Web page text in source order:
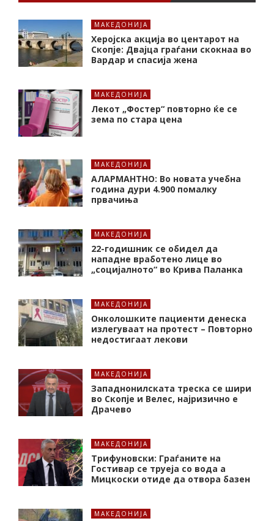
МАКЕДОНИЈА
Херојска акција во центарот на
Скопје: Двајца граѓани скокнаа во
Вардар и спасија жена
МАКЕДОНИЈА
Лекот „Фостер“ повторно ќе се
зема по стара цена
МАКЕДОНИЈА
АЛАРМАНТНО: Во новата учебна
година дури 4.900 помалку
првачиња
МАКЕДОНИЈА
22-годишник се обидел да
нападне вработено лице во
„социјалното“ во Крива Паланка
МАКЕДОНИЈА
Онколошките пациенти денеска
излегуваат на протест – Повторно
недостигаат лекови
МАКЕДОНИЈА
Западнонилската треска се шири
во Скопје и Велес, најризично е
Драчево
МАКЕДОНИЈА
Трифуновски: Граѓаните на
Гостивар се труеја со вода а
Мицкоски отиде да отвора базен
МАКЕДОНИЈА